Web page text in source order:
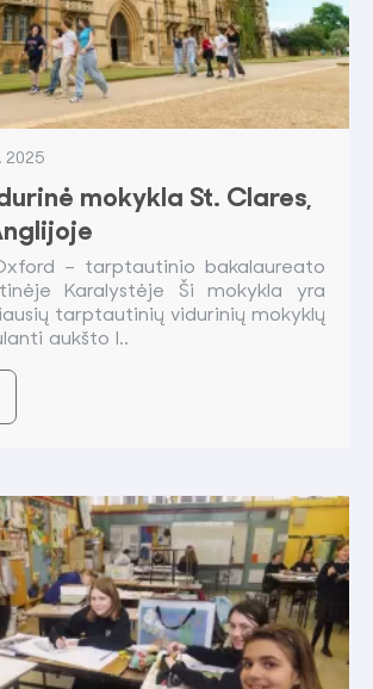
2025
mokykla St. Clares,
– tarptautinio bakalaureato
Karalystėje Ši mokykla yra
tarptautinių vidurinių mokyklų
aukšto l..